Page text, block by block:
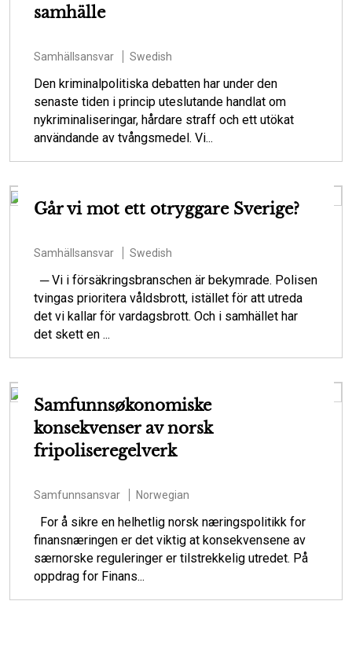
samhälle
Samhällsansvar Swedish
Den kriminalpolitiska debatten har under den
senaste tiden i princip uteslutande handlat om
nykriminaliseringar, hårdare straff och ett utökat
användande av tvångsmedel. Vi...
Går vi mot ett otryggare Sverige?
Samhällsansvar Swedish
─ Vi i försäkringsbranschen är bekymrade. Polisen
tvingas prioritera våldsbrott, istället för att utreda
det vi kallar för vardagsbrott. Och i samhället har
det skett en ...
Samfunnsøkonomiske
konsekvenser av norsk
fripoliseregelverk
Samfunnsansvar Norwegian
For å sikre en helhetlig norsk næringspolitikk for
finansnæringen er det viktig at konsekvensene av
særnorske reguleringer er tilstrekkelig utredet. På
oppdrag for Finans...